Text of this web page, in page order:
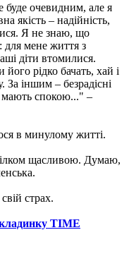
буде очевидним, але я
якість – надійність,
Я не знаю, що
для мене життя з
діти втомилися.
рідко бачать, хай і
За іншим – безрадісні
мають спокою..." –
в минулому житті.
щасливою. Думаю,
страх.
TIME